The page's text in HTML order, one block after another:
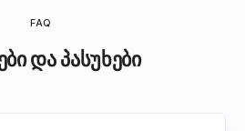
FAQ
და პასუხები